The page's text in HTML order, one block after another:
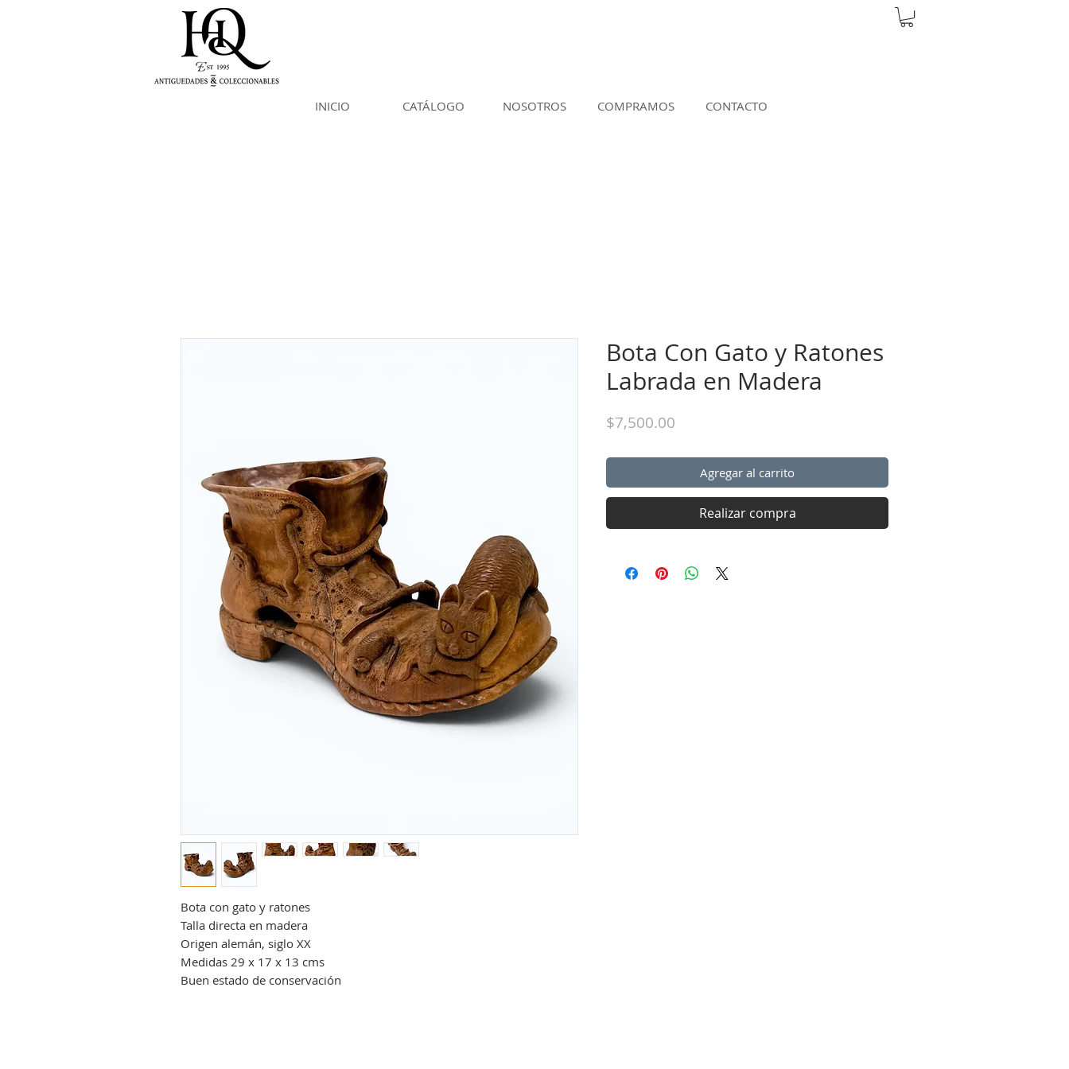
INICIO CATÁLOGO NOSOTROS COMPRAMOS CONTACTO
Bota con gato y ratones
Talla directa en madera
Origen alemán, siglo XX
Medidas 29 x 17 x 13 cms
Buen estado de conservación
Bota Con Gato y Ratones
Labrada en Madera
$7,500.00
Agregar al carrito
Realizar compra